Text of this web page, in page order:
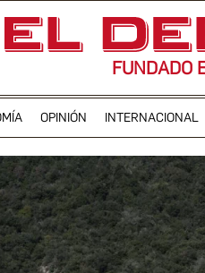
FUNDADO
OPINIÓN INTERNACIONAL